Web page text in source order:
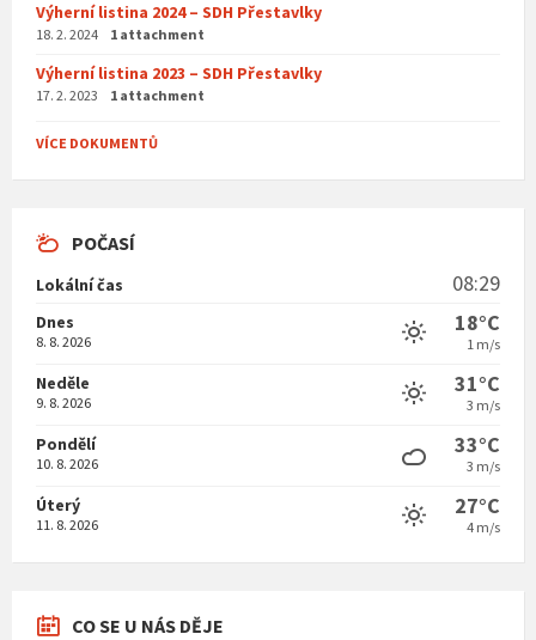
Výherní listina 2024 – SDH Přestavlky
18. 2. 2024 1 attachment
Výherní listina 2023 – SDH Přestavlky
17. 2. 2023 1 attachment
VÍCE DOKUMENTŮ
POČASÍ
Lokální čas 08:29
Dnes
8. 8. 2026
18°C
1 m/s
Neděle
9. 8. 2026
31°C
3 m/s
Pondělí
10. 8. 2026
33°C
3 m/s
Úterý
11. 8. 2026
27°C
4 m/s
CO SE U NÁS DĚJE